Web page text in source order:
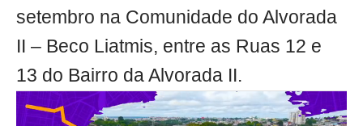
setembro na Comunidade do Alvorada
II – Beco Liatmis, entre as Ruas 12 e
13 do Bairro da Alvorada II.